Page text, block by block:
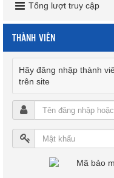
Tổng lượt truy cập
THÀNH VIÊN
Hãy đăng nhập thành
trên site